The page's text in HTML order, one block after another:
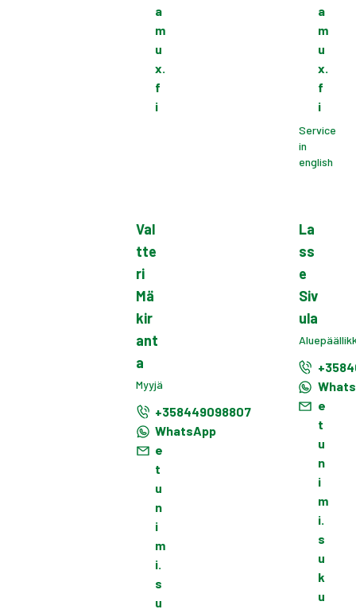
a
m
u
x.
f
i
a
m
u
x.
f
i
Service
in
english
Val
tte
ri
Mä
kir
ant
a
Myyjä
+358449098807
WhatsApp
e
t
u
n
i
m
i.
s
u
La
ss
e
Siv
ula
e
t
u
n
i
m
i.
s
u
k
u